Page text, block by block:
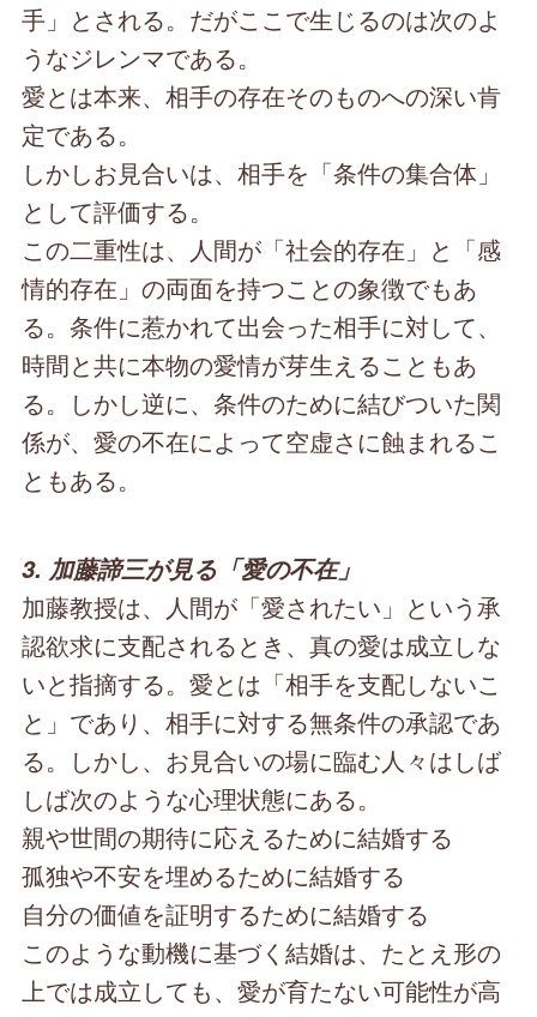
手」とされる。だがここで生じるのは次のよ
うなジレンマである。
愛とは本来、相手の存在そのものへの深い肯
定である。
しかしお見合いは、相手を「条件の集合体」
として評価する。
この二重性は、人間が「社会的存在」と「感
情的存在」の両面を持つことの象徴でもあ
る。条件に惹かれて出会った相手に対して、
時間と共に本物の愛情が芽生えることもあ
る。しかし逆に、条件のために結びついた関
係が、愛の不在によって空虚さに蝕まれるこ
ともある。
3. 加藤諦三が見る「愛の不在」
加藤教授は、人間が「愛されたい」という承
認欲求に支配されるとき、真の愛は成立しな
いと指摘する。愛とは「相手を支配しないこ
と」であり、相手に対する無条件の承認であ
る。しかし、お見合いの場に臨む人々はしば
しば次のような心理状態にある。
親や世間の期待に応えるために結婚する
孤独や不安を埋めるために結婚する
自分の価値を証明するために結婚する
このような動機に基づく結婚は、たとえ形の
上では成立しても、愛が育たない可能性が高